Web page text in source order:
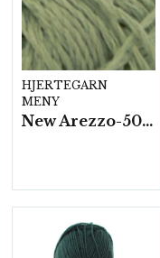
HJERTEGARN
MENY
New Arezzo-50g./nyst. 10 st/fp.